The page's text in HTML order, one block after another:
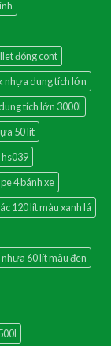
đóng cont
nhựa dung tích lớn
tích lớn 3000l
50 lít
4 bánh xe
120 lít màu xanh lá
60 lít màu đen